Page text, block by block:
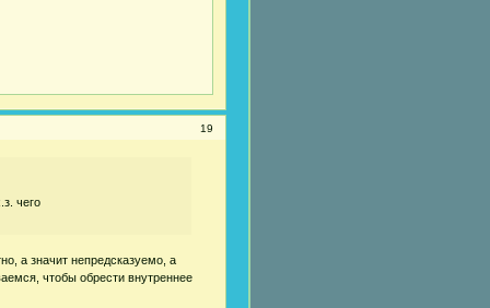
19
чего
а значит непредсказуемо, а
чтобы обрести внутреннее